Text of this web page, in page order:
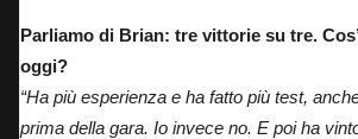
Parliamo di Brian: tre vittorie su tre.
oggi?
“Ha più esperienza e ha fatto più test,
prima della gara. Io invece no. E poi ha